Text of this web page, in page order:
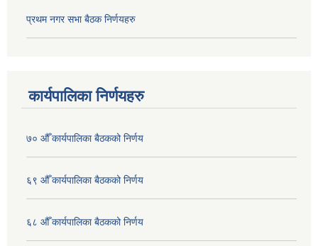
प्रथम नगर सभा बैठक निर्णयहरु
कार्यपालिका निर्णयहरु
७० औँ कार्यपालिका बैठकको निर्णय
६९ औँ कार्यपालिका बैठकको निर्णय
६८ औँ कार्यपालिका बैठकको निर्णय